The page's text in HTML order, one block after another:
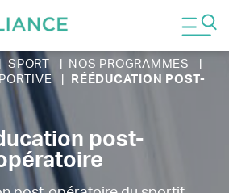
SPORT NOS PROGRAMMES
RÉÉDUCATION POST-
post-